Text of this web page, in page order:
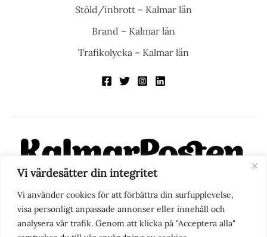
Vi värdesätter din integritet
Vi använder cookies för att förbättra din surfupplevelse,
visa personligt anpassade annonser eller innehåll och
analysera vår trafik. Genom att klicka på "Acceptera alla"
Stöld/inbrott – Kalmar län
Brand – Kalmar län
Trafikolycka – Kalmar län
KalmarPosten är en modern lokalnyhetstidning på nätet. Med
fokus på Kalmarregionen, men också med blick för det större
perspektivet, vill vi vara din självklara kanal för nyheter,
berättelser och engagemang. KalmarPosten grundades 1988 och